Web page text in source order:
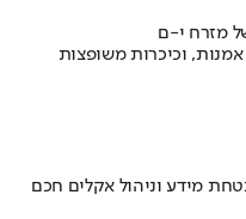
מזרח י-ם
וכיכרות משופצות
מידע וניהול אקלים חכם